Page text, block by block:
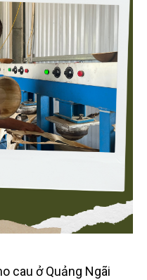
cau ở Quảng Ngãi